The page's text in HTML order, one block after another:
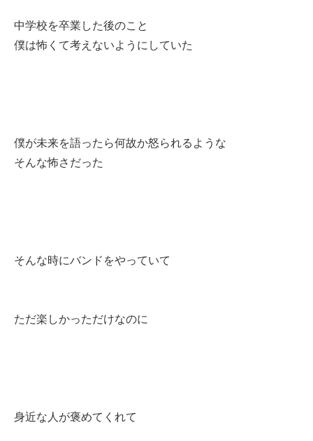
中学校を卒業した後のこと
僕は怖くて考えないようにしていた
僕が未来を語ったら何故か怒られるような
そんな怖さだった
そんな時にバンドをやっていて
ただ楽しかっただけなのに
身近な人が褒めてくれて